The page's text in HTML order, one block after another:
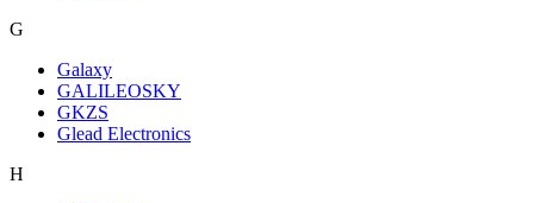
G
Galaxy
GALILEOSKY
GKZS
Glead Electronics
H